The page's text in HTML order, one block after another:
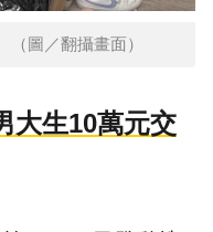
圖／翻攝畫面）
生10萬元交